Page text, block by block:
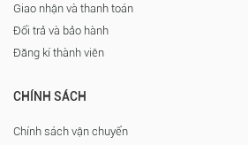
Giao nhận và thanh toán
Đổi trả và bảo hành
Đăng kí thành viên
CHÍNH SÁCH
Chính sách vận chuyển